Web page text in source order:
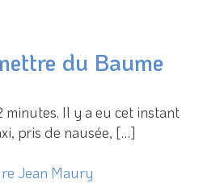
du Baume
minutes. Il y a eu cet instant
pris de nausée, […]
Jean Maury